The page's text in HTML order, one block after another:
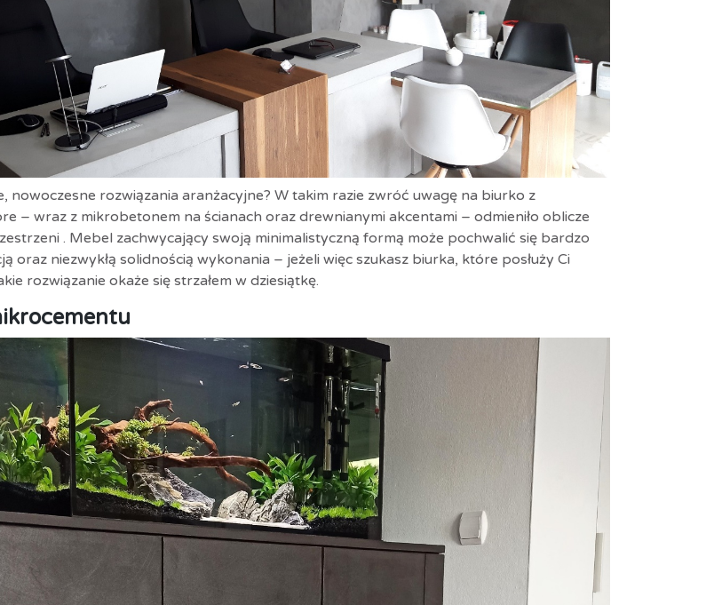
nowoczesne rozwiązania aranżacyjne? W takim razie zwróć uwagę na biurko z
– wraz z mikrobetonem na ścianach oraz drewnianymi akcentami – odmieniło oblicze
. Mebel zachwycający swoją minimalistyczną formą może pochwalić się bardzo
oraz niezwykłą solidnością wykonania – jeżeli więc szukasz biurka, które posłuży Ci
rozwiązanie okaże się strzałem w dziesiątkę.